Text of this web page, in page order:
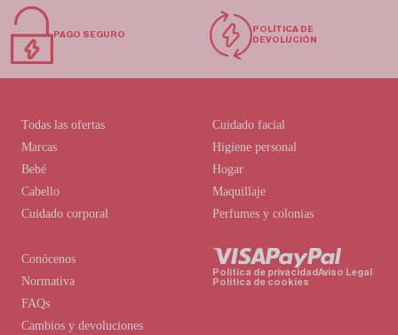
PAGO SEGURO
POLÍTICA DE
DEVOLUCIÓN
Conócenos
Normativa
FAQs
Cambios y devoluciones
Todas las ofertas
Marcas
Bebé
Cabello
Cuidado corporal
Cuidado facial
Higiene personal
Hogar
Maquillaje
Perfumes y colonias
Política de privacidadAviso Legal
Política de cookies